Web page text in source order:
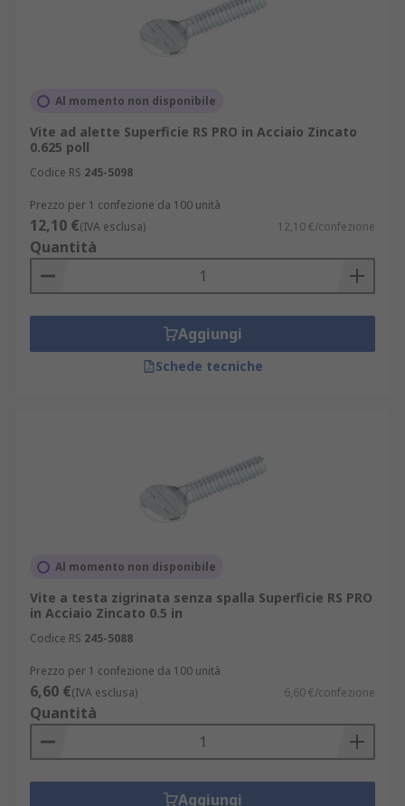
Al momento non disponibile
Vite ad alette Superficie RS PRO in Acciaio Zincato
0.625 poll
Codice RS 245-5098
Prezzo per 1 confezione da 100 unità
12,10 €(IVA esclusa) 12,10 €/confezione
Quantità
Aggiungi
Schede tecniche
Al momento non disponibile
Vite a testa zigrinata senza spalla Superficie RS PRO
in Acciaio Zincato 0.5 in
Codice RS 245-5088
Prezzo per 1 confezione da 100 unità
6,60 €(IVA esclusa) 6,60 €/confezione
Quantità
Aggiungi